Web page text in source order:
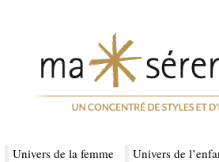
Univers de la femme Univers de